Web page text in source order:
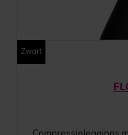
Zwart
Compressieleggings